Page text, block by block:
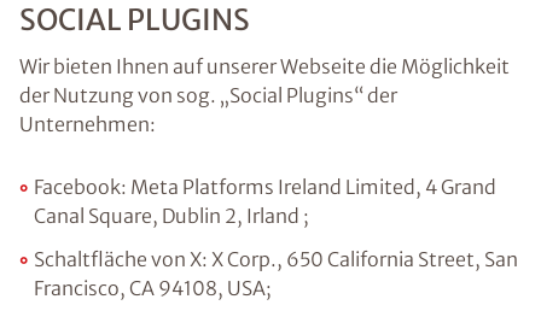
SOCIAL PLUGINS
Wir bieten Ihnen auf unserer Webseite die Möglichkeit
der Nutzung von sog. „Social Plugins“ der
Unternehmen:
Facebook: Meta Platforms Ireland Limited, 4 Grand
Canal Square, Dublin 2, Irland ;
Schaltfläche von X: X Corp., 650 California Street, San
Francisco, CA 94108, USA;